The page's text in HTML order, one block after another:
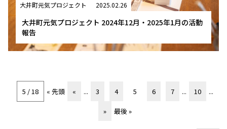
大井町元気プロジェクト 2025.02.26
大井町元気プロジェクト 2024年12月・2025年1月の活動
報告
5 / 18 « 先頭 « ... 3 4 5 6 7 ... 10 ...
» 最後 »